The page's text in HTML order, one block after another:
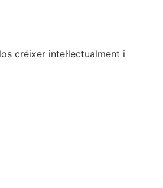
créixer intel·lectualment i